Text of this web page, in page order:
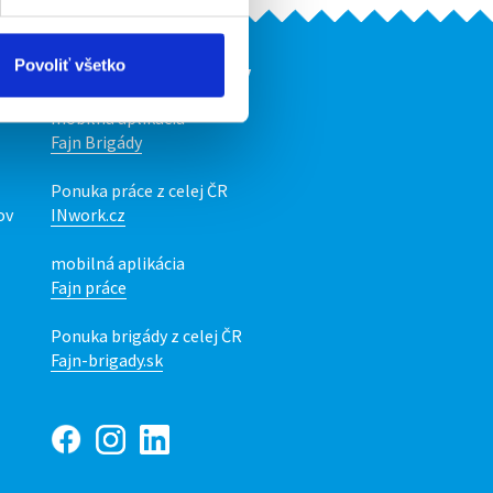
Povoliť všetko
Naše ďalšie projekty
mobilná aplikácia
Fajn Brigády
Ponuka práce z celej ČR
INwork.cz
mobilná aplikácia
Fajn práce
Ponuka brigády z celej ČR
Fajn-brigady.sk